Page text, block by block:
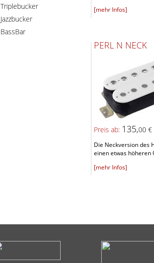
Triplebucker
Jazzbucker
BassBar
[mehr Infos]
PERL N NECK
Preis ab: 135,00 €
Die Neckversion des
einen etwas höheren
[mehr Infos]